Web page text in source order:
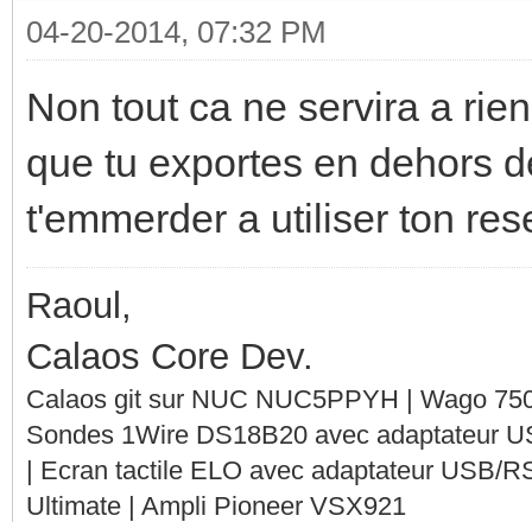
04-20-2014, 07:32 PM
Non tout ca ne servira a
que tu exportes en dehors
t'emmerder a utiliser ton
Raoul,
Calaos Core Dev.
Calaos git sur NUC NUC5PPYH | Wago
Sondes 1Wire DS18B20 avec adaptateur
| Ecran tactile ELO avec adaptateur USB/
Ultimate | Ampli Pioneer VSX921